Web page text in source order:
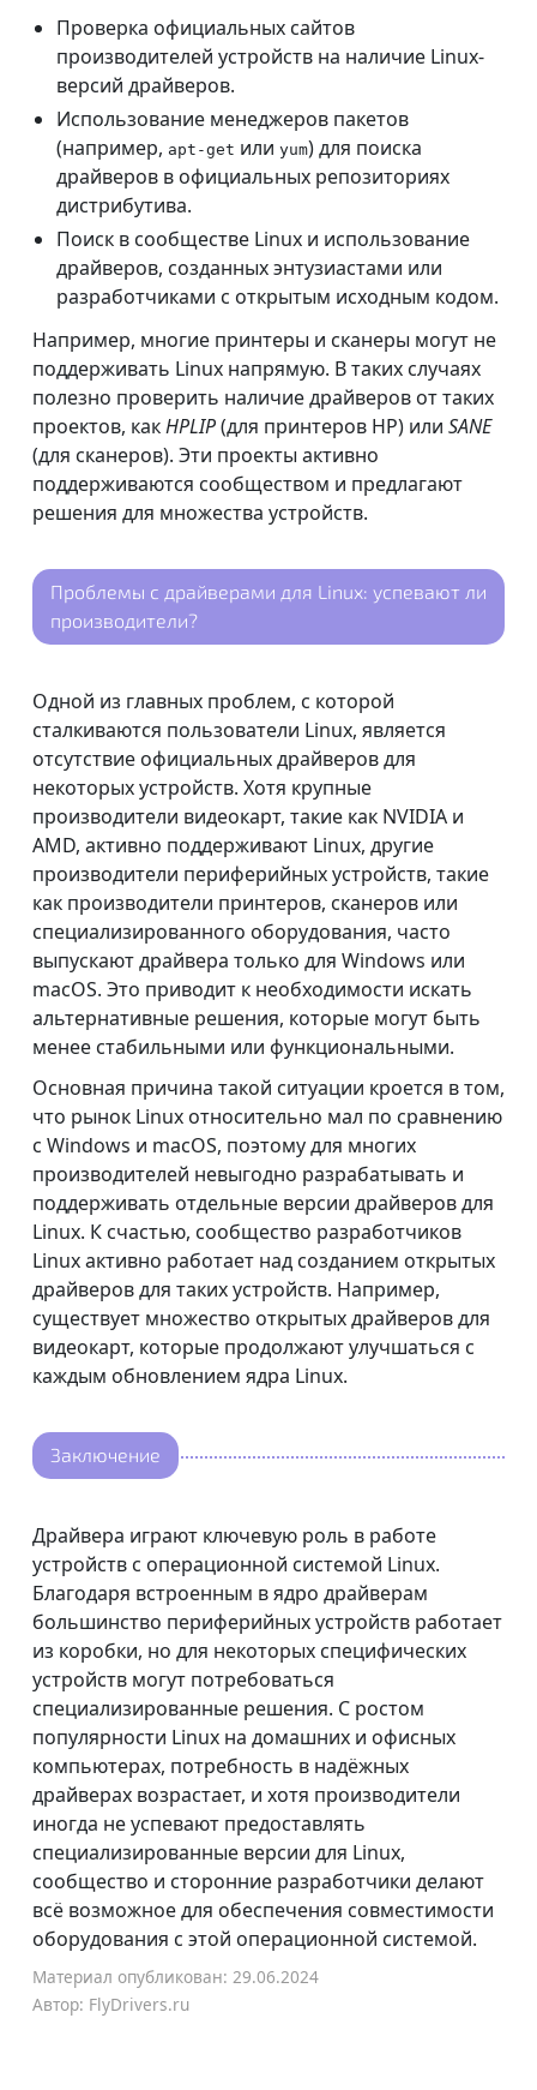
Проверка официальных сайтов
производителей устройств на наличие Linux-
версий драйверов.
Использование менеджеров пакетов
(например, apt-get или yum) для поиска
драйверов в официальных репозиториях
дистрибутива.
Поиск в сообществе Linux и использование
драйверов, созданных энтузиастами или
разработчиками с открытым исходным кодом.
Например, многие принтеры и сканеры могут не
поддерживать Linux напрямую. В таких случаях
полезно проверить наличие драйверов от таких
проектов, какHPLIP(для принтеров HP) или SANE
(для сканеров). Эти проекты активно
поддерживаются сообществом и предлагают
решения для множества устройств.
Проблемы с драйверами для Linux: успевают ли
производители?
Одной из главных проблем, с которой
сталкиваются пользователи Linux, является
отсутствие официальных драйверов для
некоторых устройств. Хотя крупные
производители видеокарт, такие как NVIDIA и
AMD, активно поддерживают Linux, другие
производители периферийных устройств, такие
как производители принтеров, сканеров или
специализированного оборудования, часто
выпускают драйвера только для Windows или
macOS. Это приводит к необходимости искать
альтернативные решения, которые могут быть
менее стабильными или функциональными.
Основная причина такой ситуации кроется в том,
что рынок Linux относительно мал по сравнению
с Windows и macOS, поэтому для многих
производителей невыгодно разрабатывать и
поддерживать отдельные версии драйверов для
Linux. К счастью, сообщество разработчиков
Linux активно работает над созданием открытых
драйверов для таких устройств. Например,
существует множество открытых драйверов для
видеокарт, которые продолжают улучшаться с
каждым обновлением ядра Linux.
Заключение
Драйвера играют ключевую роль в работе
устройств с операционной системой Linux.
Благодаря встроенным в ядро драйверам
большинство периферийных устройств работает
из коробки, но для некоторых специфических
устройств могут потребоваться
специализированные решения. С ростом
популярности Linux на домашних и офисных
компьютерах, потребность в надёжных
драйверах возрастает, и хотя производители
иногда не успевают предоставлять
специализированные версии для Linux,
сообщество и сторонние разработчики делают
всё возможное для обеспечения совместимости
оборудования с этой операционной системой.
Материал опубликован: 29.06.2024
Автор: FlyDrivers.ru